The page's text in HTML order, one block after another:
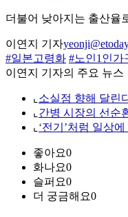
더불어 낮아지는 출산율
이연지 기자
#일본고령화 #노인1인가
이연지 기자의 주요 뉴스
⌞ 소실점 향해 달린
⌞ 간병 시장의 선순
⌞ ‘전기’처럼 일상
좋아요0
화나요0
슬퍼요0
더 궁금해요0